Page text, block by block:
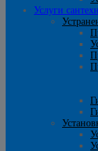
Услуги